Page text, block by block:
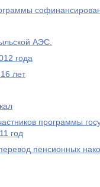
АЭС.
года
лет
программы
год
пенсионных